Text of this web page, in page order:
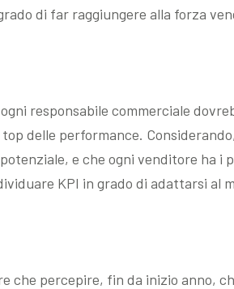
di far raggiungere alla forza
responsabile commerciale
delle performance.
e che ogni venditore ha i
KPI in grado di adattarsi al
che percepire, fin da inizio anno,